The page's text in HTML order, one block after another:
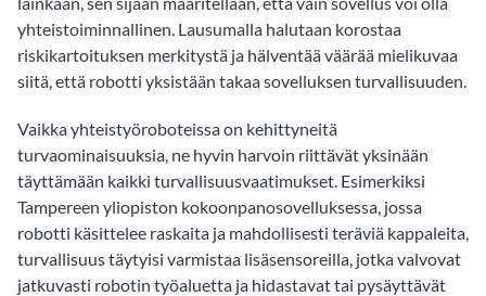
yhteistoiminnallinen. Lausumalla halutaan korostaa
riskikartoituksen merkitystä ja hälventää väärää mielikuvaa
siitä, että robotti yksistään takaa sovelluksen turvallisuuden.
Vaikka yhteistyöroboteissa on kehittyneitä
turvaominaisuuksia, ne hyvin harvoin riittävät yksinään
täyttämään kaikki turvallisuusvaatimukset. Esimerkiksi
Tampereen yliopiston kokoonpanosovelluksessa, jossa
robotti käsittelee raskaita ja mahdollisesti teräviä kappaleita,
turvallisuus täytyisi varmistaa lisäsensoreilla, jotka valvovat
jatkuvasti robotin työaluetta ja hidastavat tai pysäyttävät